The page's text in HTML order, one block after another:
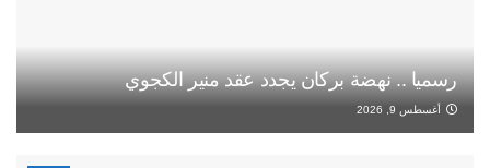
رسميا .. نهضة بركان يجدد عقد منير الكجوي
أغسطس 9, 2026